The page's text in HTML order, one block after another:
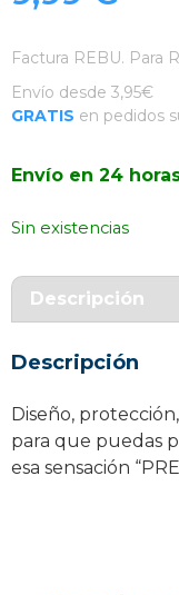
Factura REBU. Para
Envío desde 3,95€
GRATIS en pedidos
Envío en 24
Sin existencias
Descripción
Descripción
Diseño,
para que puedas
esa sensación